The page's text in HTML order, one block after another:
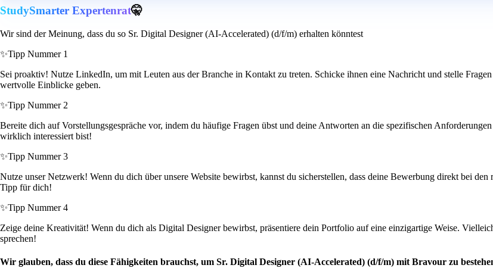
StudySmarter Expertenrat🤫
Wir sind der Meinung, dass du so Sr. Digital Designer (AI-Accelerated) (d/f/m) erhalten könntest
✨Tipp Nummer 1
Sei proaktiv! Nutze LinkedIn, um mit Leuten aus der Branche in Kontakt zu treten. Schicke ihnen eine Nachricht und stelle
wertvolle Einblicke geben.
✨Tipp Nummer 2
Bereite dich auf Vorstellungsgespräche vor, indem du häufige Fragen übst und deine Antworten an die spezifischen
wirklich interessiert bist!
✨Tipp Nummer 3
Nutze unser Netzwerk! Wenn du dich über unsere Website bewirbst, kannst du sicherstellen, dass deine Bewerbung direkt bei
Tipp für dich!
✨Tipp Nummer 4
Zeige deine Kreativität! Wenn du dich als Digital Designer bewirbst, präsentiere dein Portfolio auf eine einzigartige Weise.
sprechen!
Wir glauben, dass du diese Fähigkeiten brauchst, um Sr. Digital Designer (AI-Accelerated) (d/f/m) mit Bravour zu